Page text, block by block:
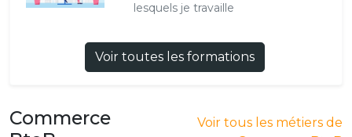
lesquels je travaille
Voir toutes les formations
Commerce
Voir tous les métiers de